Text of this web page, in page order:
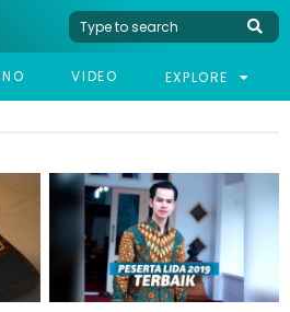
VIDEO EXPLORE